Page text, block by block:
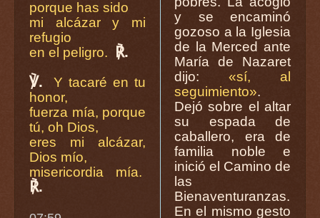
porque has sido
mi alcázar y mi
refugio
en el peligro.
℟.
℣.
Y tacaré en tu
honor,
fuerza mía, porque
tú, oh Dios,
eres mi alcázar,
Dios mío,
misericordia mía.
℟.
y se encaminó
gozoso a la Iglesia
de la Merced ante
María de Nazaret
dijo: «sí, al
seguimiento».
Dejó sobre el altar
su espada de
caballero, era de
familia noble e
inició el Camino de
las
Bienaventuranzas.
En el mismo gesto